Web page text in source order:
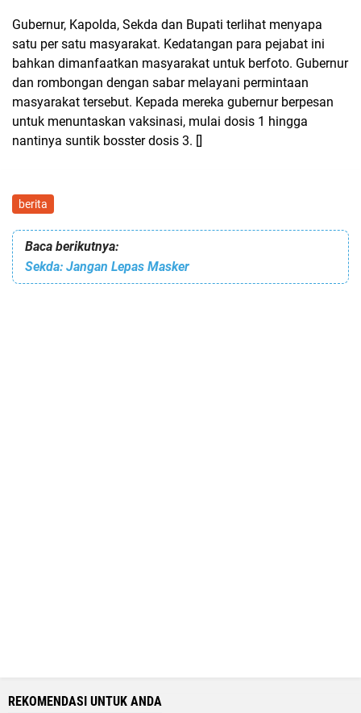
Gubernur, Kapolda, Sekda dan Bupati terlihat menyapa
satu per satu masyarakat. Kedatangan para pejabat ini
bahkan dimanfaatkan masyarakat untuk berfoto. Gubernur
dan rombongan dengan sabar melayani permintaan
masyarakat tersebut. Kepada mereka gubernur berpesan
untuk menuntaskan vaksinasi, mulai dosis 1 hingga
nantinya suntik bosster dosis 3. []
berita
Baca berikutnya:
Sekda: Jangan Lepas Masker
REKOMENDASI UNTUK ANDA